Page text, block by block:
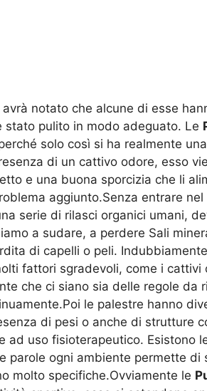
notato che alcune di esse
pulito in modo adeguato. Le
solo così si ha realmente
di un cattivo odore, esso
e una buona sporcizia che li
aggiunto.Senza entrare
serie di rilasci organici umani,
a sudare, a perdere Sali
di capelli o peli.
fattori sgradevoli, come i cattivi
che ci siano sia delle regole da
le palestre hanno
di pesi o anche di strutture
uso fisioterapeutico. Esistono
parole ogni ambiente permette
molto specifiche.Ovviamente le